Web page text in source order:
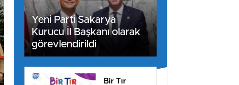
Yeni Parti Sakarya
Kurucu İl Başkanı olarak
görevlendirildi
Bir Tır